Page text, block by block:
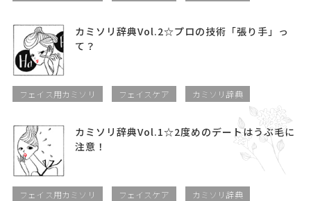
カミソリ辞典Vol.2☆プロの技術「張り手」っ
て？
フェイス用カミソリ フェイスケア カミソリ辞典
カミソリ辞典Vol.1☆2度めのデートはうぶ毛に
注意！
フェイス用カミソリ フェイスケア カミソリ辞典